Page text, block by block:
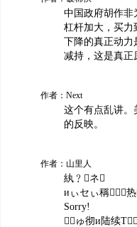
中国政府胡作非
杠杆加大，买力
下降的真正动力
减持，这是真正
作者：Next
这个有点乱讲。
的反映。
作者：山里人
紈﹖ネ
иぃセぃ稱
Sorry!
ゅ彻и陆续